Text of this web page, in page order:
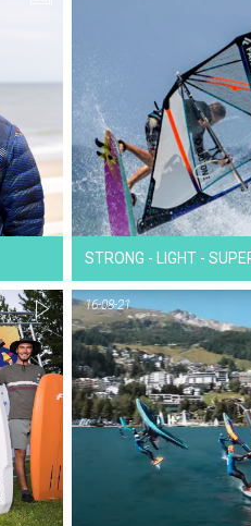
10-11-21
NEWS
STRONG - LIGHT -
16-08-21
16-08-21